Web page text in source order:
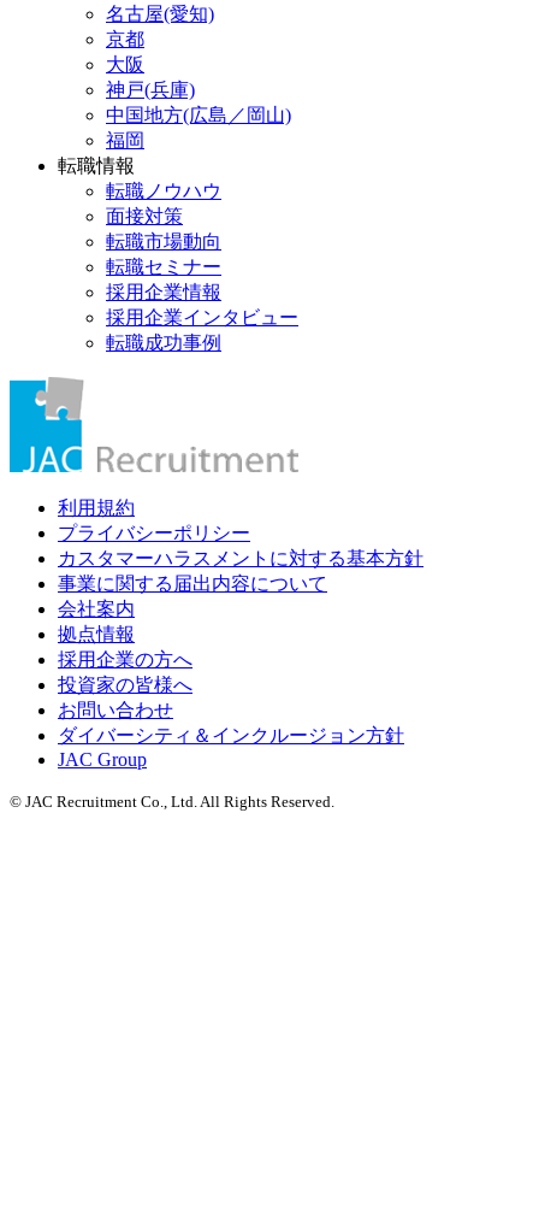
名古屋(愛知)
京都
大阪
神戸(兵庫)
中国地方(広島／岡山)
福岡
転職情報
転職ノウハウ
面接対策
転職市場動向
転職セミナー
採用企業情報
採用企業インタビュー
転職成功事例
利用規約
プライバシーポリシー
カスタマーハラスメントに対する基本方針
事業に関する届出内容について
会社案内
拠点情報
採用企業の方へ
投資家の皆様へ
お問い合わせ
ダイバーシティ＆インクルージョン方針
JAC Group
© JAC Recruitment Co., Ltd. All Rights Reserved.